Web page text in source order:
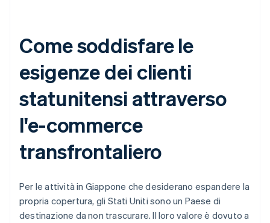
Come soddisfare le
esigenze dei clienti
statunitensi attraverso
l'e-commerce
transfrontaliero
Per le attività in Giappone che desiderano espandere la
propria copertura, gli Stati Uniti sono un Paese di
destinazione da non trascurare. Il loro valore è dovuto a